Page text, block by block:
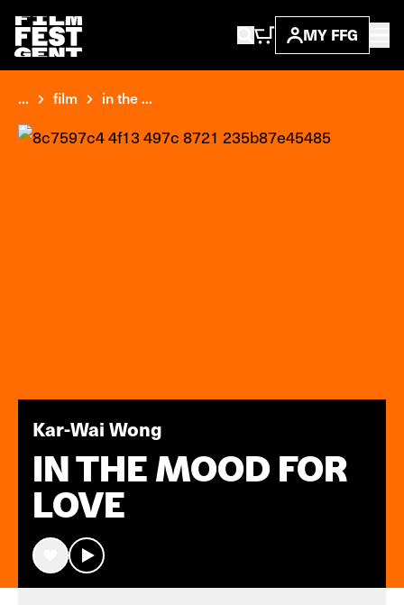
MY FFG
... film in the ...
Kar-Wai Wong
IN THE MOOD FOR
LOVE